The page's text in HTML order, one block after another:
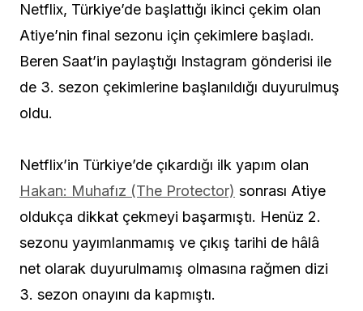
Netflix, Türkiye’de başlattığı ikinci çekim olan
Atiye’nin final sezonu için çekimlere başladı.
Beren Saat’in paylaştığı Instagram gönderisi ile
de 3. sezon çekimlerine başlanıldığı duyurulmuş
oldu.
Netflix’in Türkiye’de çıkardığı ilk yapım olan
Hakan: Muhafız (The Protector) sonrası Atiye
oldukça dikkat çekmeyi başarmıştı. Henüz 2.
sezonu yayımlanmamış ve çıkış tarihi de hâlâ
net olarak duyurulmamış olmasına rağmen dizi
3. sezon onayını da kapmıştı.